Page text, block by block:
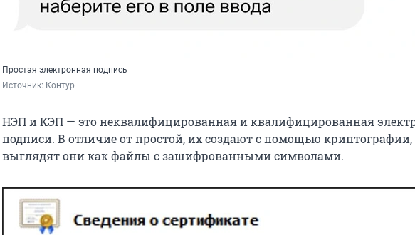
Простая электронная подпись
Источник: Контур
НЭП и КЭП — это неквалифицированная и квалифицированная
подписи. В отличие от простой, их создают с помощью криптографии,
выглядят они как файлы с зашифрованными символами.